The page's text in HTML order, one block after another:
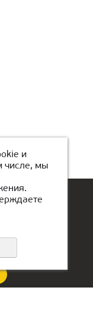
болса,
шалыңыз
и
числе, мы